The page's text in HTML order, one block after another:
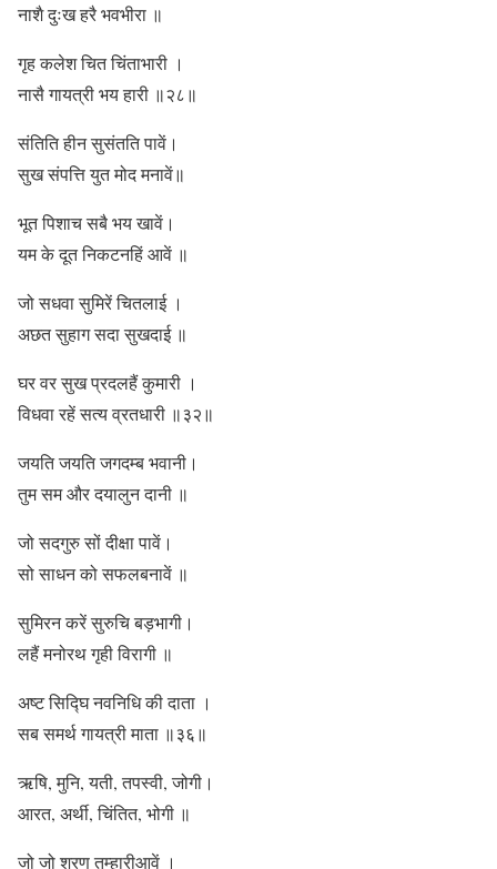
नाशै दुःख हरै भवभीरा ॥
गृह कलेश चित चिंताभारी ।
नासै गायत्री भय हारी ॥२८॥
संतिति हीन सुसंतति पावें।
सुख संपत्ति युत मोद मनावें॥
भूत पिशाच सबै भय खावें।
यम के दूत निकटनहिं आवें ॥
जो सधवा सुमिरें चितलाई ।
अछत सुहाग सदा सुखदाई ॥
घर वर सुख प्रदलहैं कुमारी ।
विधवा रहें सत्य व्रतधारी ॥३२॥
जयति जयति जगदम्ब भवानी।
तुम सम और दयालुन दानी ॥
जो सदगुरु सों दीक्षा पावें।
सो साधन को सफलबनावें ॥
सुमिरन करें सुरुचि बड़भागी।
लहैं मनोरथ गृही विरागी ॥
अष्ट सिद्घि नवनिधि की दाता ।
सब समर्थ गायत्री माता ॥३६॥
ऋषि, मुनि, यती, तपस्वी, जोगी।
आरत, अर्थी, चिंतित, भोगी ॥
जो जो शरण तुम्हारीआवें ।